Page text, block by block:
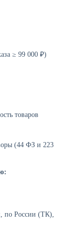
≥ 99 000 ₽)
товаров
(44 ФЗ и 223
по России (ТК),